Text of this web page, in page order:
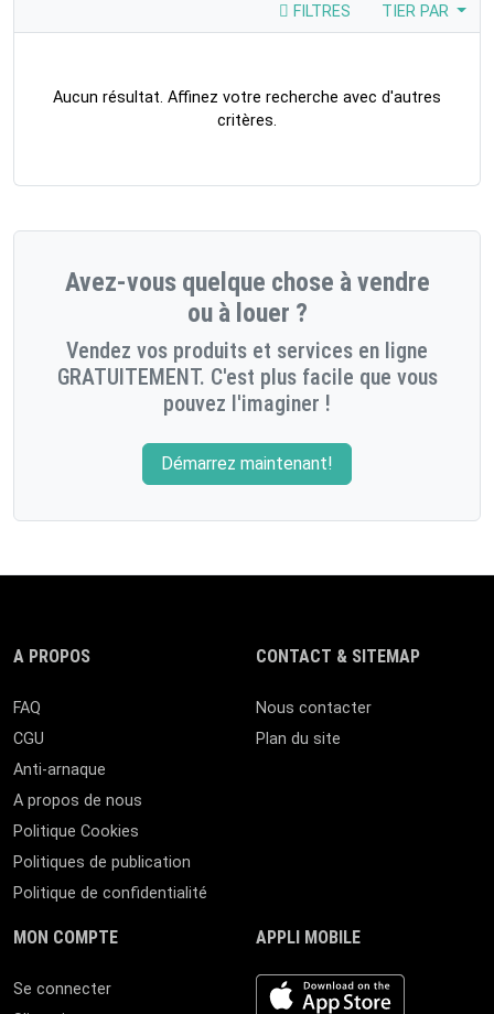
FILTRES TIER PAR
Aucun résultat. Affinez votre recherche avec d'autres
critères.
Avez-vous quelque chose à vendre
ou à louer ?
Vendez vos produits et services en ligne
GRATUITEMENT. C'est plus facile que vous
pouvez l'imaginer !
Démarrez maintenant!
A PROPOS
FAQ
CGU
Anti-arnaque
A propos de nous
Politique Cookies
Politiques de publication
Politique de confidentialité
CONTACT & SITEMAP
Nous contacter
Plan du site
MON COMPTE
Se connecter
APPLI MOBILE
iOS app